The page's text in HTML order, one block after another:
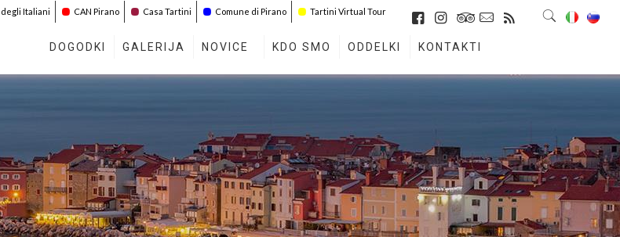
Italiani CAN Pirano Casa Tartini Comune di Pirano Tartini Virtual Tour
DOGODKI GALERIJA NOVICE KDO SMO ODDELKI KONTAKTI